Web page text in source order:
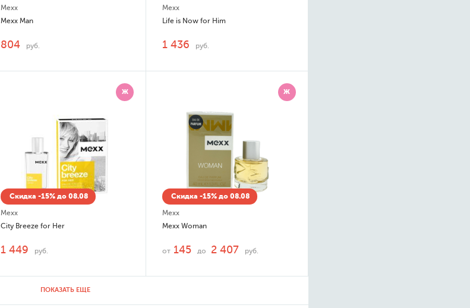
Mexx
Mexx Man
804 руб.
Mexx
Life is Now for Him
1 436 руб.
Ж
Скидка -15% до 08.08
Mexx
City Breeze for Her
1 449 руб.
Ж
Скидка -15% до 08.08
Mexx
Mexx Woman
от 145 до 2 407 руб.
ПОКАЗАТЬ ЕЩЕ